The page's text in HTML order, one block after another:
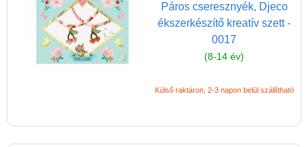
Páros cseresznyék, Djeco
ékszerkészítő kreatív szett -
0017
(8-14 év)
Külső raktáron, 2-3 napon belül szállítható
LÜK
Montessori játékok
Oktató játékok kutyáknak